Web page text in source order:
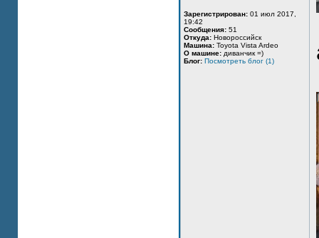
Зарегистрирован: 01 июл 2017,
19:42
Сообщения: 51
Откуда: Новороссийск
Машина: Toyota Vista Ardeo
О машине: диванчик =)
Блог: Посмотреть блог (1)